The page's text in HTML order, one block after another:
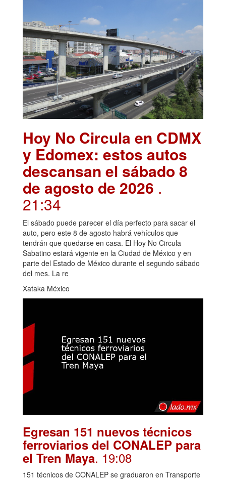
Hoy No Circula en CDMX
y Edomex: estos autos
descansan el sábado 8
de agosto de 2026 .
21:34
El sábado puede parecer el día perfecto para sacar el
auto, pero este 8 de agosto habrá vehículos que
tendrán que quedarse en casa. El Hoy No Circula
Sabatino estará vigente en la Ciudad de México y en
parte del Estado de México durante el segundo sábado
del mes. La re
Xataka México
Egresan 151 nuevos técnicos
ferroviarios del CONALEP para
el Tren Maya. 19:08
151 técnicos de CONALEP se graduaron en Transporte